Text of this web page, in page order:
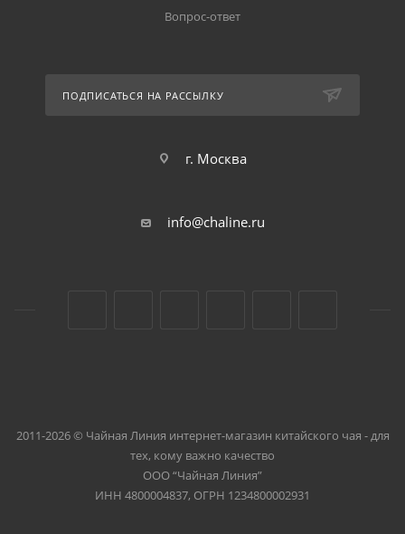
Вопрос-ответ
ПОДПИСАТЬСЯ НА РАССЫЛКУ
г. Москва
info@chaline.ru
2011-2026 © Чайная Линия интернет-магазин китайского чая - для
тех, кому важно качество
ООО “Чайная Линия”
ИНН 4800004837, ОГРН 1234800002931